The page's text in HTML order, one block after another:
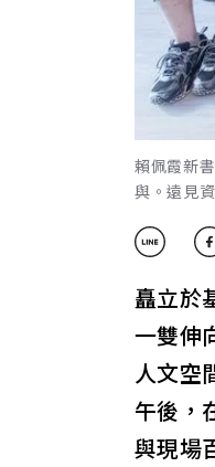
賴佩霞新
與。遠見
矗立於
一雙伸
人文空
午後，
與現場